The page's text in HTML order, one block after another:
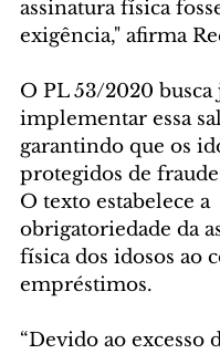
assinatura física
exigência," afirma
O PL 53/2020 busca
implementar essa
garantindo que os
protegidos de
O texto estabelece a
obrigatoriedade da
física dos idosos ao
empréstimos.
“Devido ao excesso